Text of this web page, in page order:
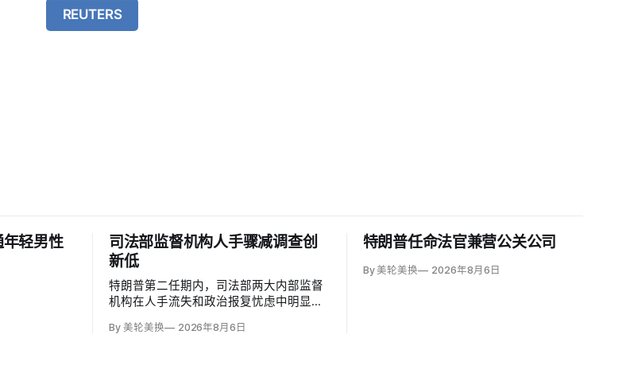
REUTERS
轻男性
司法部监督机构人手骤减调查创
新低
特朗普第二任期内，司法部两大内部监督
机构在人手流失和政治报复忧虑中明显收
降至16人，监察长办公室减少99人至477
By 美轮美换 2026年8月6日
特朗普任命法官兼营公关公司
By 美轮美换 2026年8月6日